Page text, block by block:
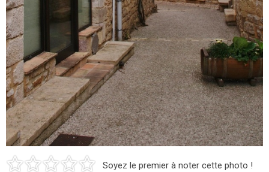
Soyez le premier à noter cette photo !